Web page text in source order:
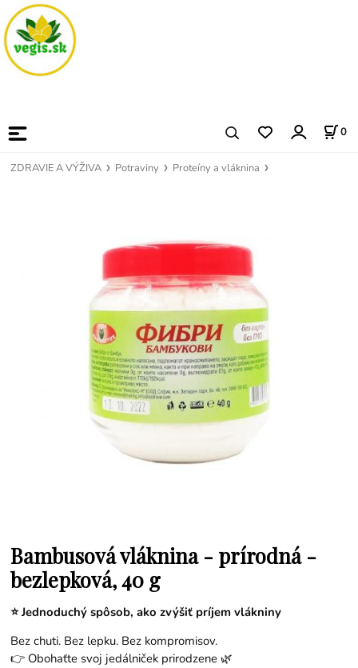
0
ZDRAVIE A VÝŽIVA Potraviny Proteíny a vláknina
Bambusová vláknina - prírodná -
bezlepková, 40 g
⭐ Jednoduchý spôsob, ako zvýšiť príjem vlákniny
Bez chuti. Bez lepku. Bez kompromisov.
👉 Obohaťte svoj jedálniček prirodzene 🌿